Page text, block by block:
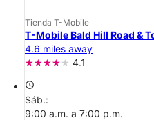
Tienda T-Mobile
T-Mobile Bald Hill Road &
4.6 miles away
4.1
access_time
Sáb.:
9:00 a.m. a 7:00 p.m.